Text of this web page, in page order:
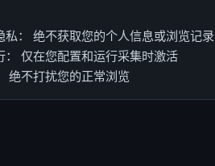
： 绝不获取您的个人信息或浏览记录
仅在您配置和运行采集时激活
绝不打扰您的正常浏览